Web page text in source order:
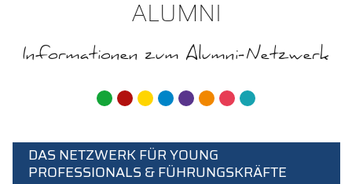
ALUMNI
Informationen zum Alumni-Netzwerk
DAS NETZWERK FÜR YOUNG
PROFESSIONALS & FÜHRUNGSKRÄFTE